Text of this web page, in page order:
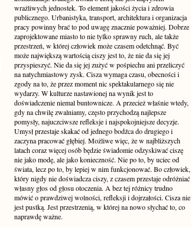
wrażliwych jednostek. To element jakości życia i zdrowia
publicznego. Urbanistyka, transport, architektura i organizacja
pracy powinny brać to pod uwagę znacznie poważniej. Dobrze
zaprojektowane miasto to nie tylko sprawny ruch, ale także
przestrzeń, w której człowiek może czasem odetchnąć. Być
może największą wartością ciszy jest to, że nie da się jej
przyspieszyć. Nie da się jej zużyć w pośpiechu ani przeliczyć
na natychmiastowy zysk. Cisza wymaga czasu, obecności i
zgody na to, że przez moment nic spektakularnego się nie
wydarzy. W kulturze nastawionej na wynik jest to
doświadczenie niemal buntownicze. A przecież właśnie wtedy,
gdy na chwilę zwalniamy, często przychodzą najlepsze
pomysły, najuczciwsze refleksje i najspokojniejsze decyzje.
Umysł przestaje skakać od jednego bodźca do drugiego i
zaczyna pracować głębiej. Możliwe więc, że w najbliższych
latach coraz więcej osób będzie świadomie odzyskiwać ciszę
nie jako modę, ale jako konieczność. Nie po to, by uciec od
świata, lecz po to, by lepiej w nim funkcjonować. Bo człowiek,
który nigdy nie doświadcza ciszy, z czasem przestaje odróżniać
własny głos od głosu otoczenia. A bez tej różnicy trudno
mówić o prawdziwej wolności, refleksji i dojrzałości. Cisza nie
jest pustką. Jest przestrzenią, w której na nowo słychać to, co
naprawdę ważne.